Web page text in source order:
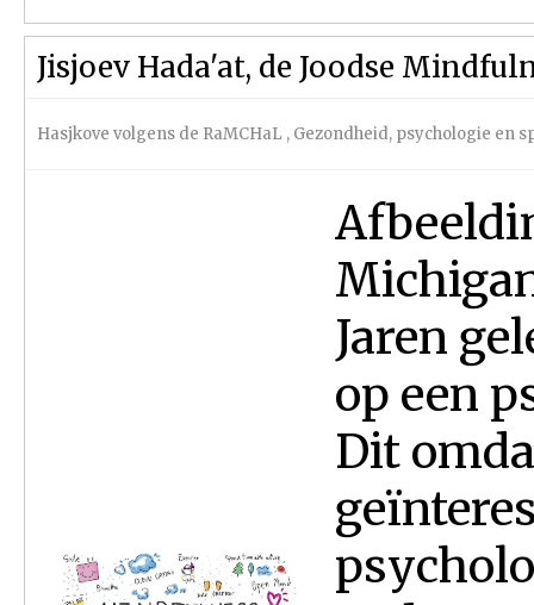
Jisjoev Hada'at, de Joodse
Hasjkove volgens de RaMCHaL , Gezondheid, psychologie en
Jaren
op een
Dit